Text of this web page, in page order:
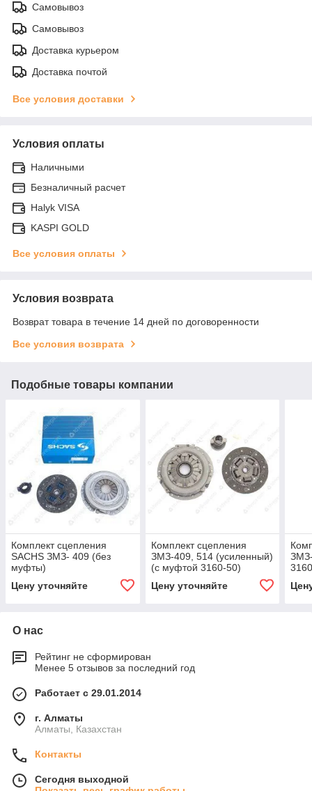
Самовывоз
Самовывоз
Доставка курьером
Доставка почтой
Все условия доставки
Условия оплаты
Наличными
Безналичный расчет
Halyk VISA
KASPI GOLD
Все условия оплаты
Условия возврата
Возврат товара в течение 14 дней по договоренности
Все условия возврата
Подобные товары компании
Комплект сцепления
SACHS ЗМЗ- 409 (без
муфты)
Цену уточняйте
Комплект сцепления
ЗМЗ-409, 514 (усиленный)
(с муфтой 3160-50)
Цену уточняйте
О нас
Рейтинг не сформирован
Менее 5 отзывов за последний год
Работает с 29.01.2014
г. Алматы
Алматы, Казахстан
Контакты
Сегодня выходной